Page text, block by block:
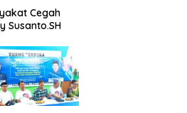
Cegah
Susanto.SH